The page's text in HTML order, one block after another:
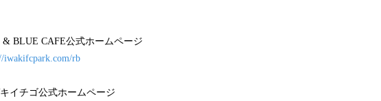
& BLUE CAFE公式ホームページ
iwakifcpark.com/rb
イチゴ公式ホームページ